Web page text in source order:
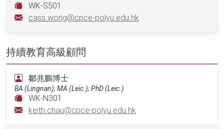
WK-S501
cass.wong@cpce-polyu.edu.hk
持續教育高級顧問
鄒兆鵬博士
BA (Lingnan); MA (Leic.); PhD (Leic.)
WK-N301
keith.chau@cpce-polyu.edu.hk